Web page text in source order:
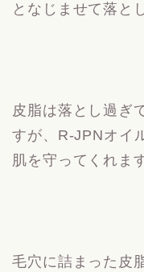
となじませて落と
皮脂は落とし過ぎ
すが、R-JPNオイ
肌を守ってくれま
毛穴に詰まった皮